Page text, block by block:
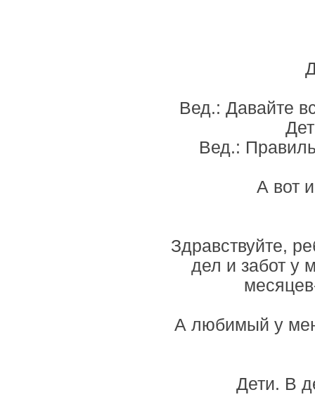
Вед.: Давайте
Вед.:
А вот
Здравствуйте,
дел и забот у
А любимый у
Дети. В